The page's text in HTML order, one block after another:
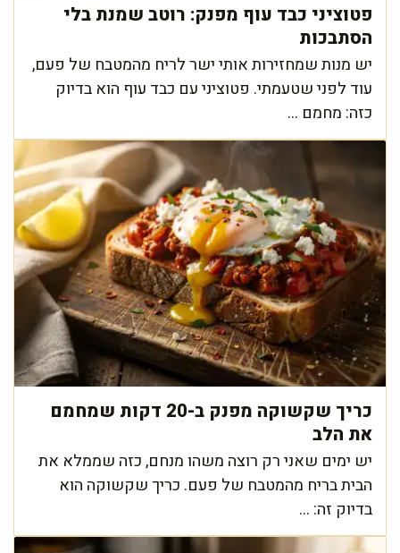
פטוציני כבד עוף מפנק: רוטב שמנת בלי
הסתבכות
יש מנות שמחזירות אותי ישר לריח מהמטבח של פעם,
עוד לפני שטעמתי. פטוציני עם כבד עוף הוא בדיוק
כזה: מחמם ...
כריך שקשוקה מפנק ב-20 דקות שמחמם
את הלב
יש ימים שאני רק רוצה משהו מנחם, כזה שממלא את
הבית בריח מהמטבח של פעם. כריך שקשוקה הוא
בדיוק זה: ...